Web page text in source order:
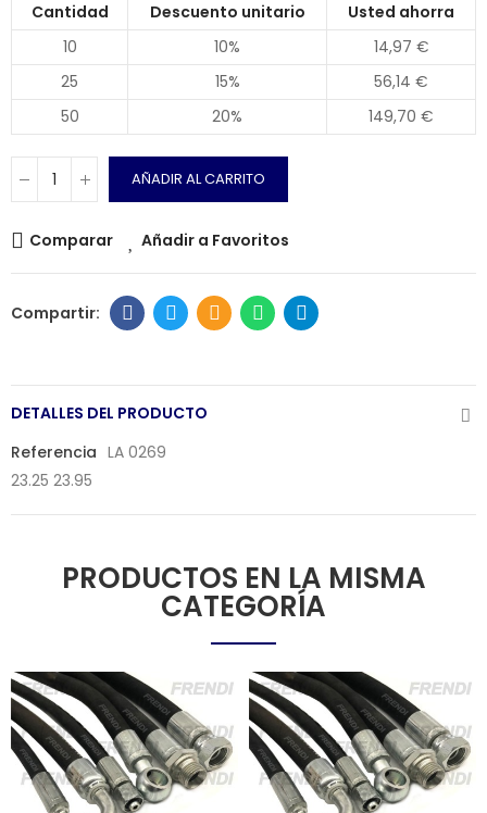
Cantidad Descuento unitario
Usted ahorra
10
10%
14,97 €
25
15%
56,14 €
50
20% 149,70 €
AÑADIR AL CARRITO
Comparar Añadir a Favoritos
DETALLES DEL PRODUCTO
Referencia LA 0269
23.25 23.95
PRODUCTOS EN LA MISMA
CATEGORÍA